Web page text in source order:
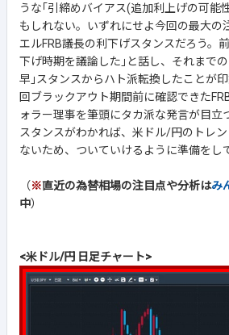
うな｢引締めバイアス(追加利上げの可能
もしれない。いずれにせよ今回の最大の
エルFRB議長の利下げスタンスだろう。
下げ時期を議論した｣と話し、それまで
早｣スタンスからハト派転換したことが
回ブラックアウト期間前に確認できた
ォラー理事を筆頭にタカ派な発言が目立
スタンスがわかれば、米ドル/円のトレ
ないため、ついていけるように準備をし
（※直近の為替相場の注目点や分析はみ
中）
<米ドル/円 日足チャート>